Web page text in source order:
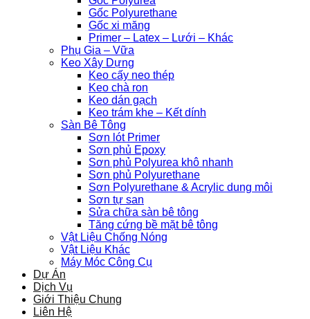
Gốc Polyurethane
Gốc xi măng
Primer – Latex – Lưới – Khác
Phụ Gia – Vữa
Keo Xây Dựng
Keo cấy neo thép
Keo chà ron
Keo dán gạch
Keo trám khe – Kết dính
Sàn Bê Tông
Sơn lót Primer
Sơn phủ Epoxy
Sơn phủ Polyurea khô nhanh
Sơn phủ Polyurethane
Sơn Polyurethane & Acrylic dung môi
Sơn tự san
Sửa chữa sàn bê tông
Tăng cứng bề mặt bê tông
Vật Liệu Chống Nóng
Vật Liệu Khác
Máy Móc Công Cụ
Dự Án
Dịch Vụ
Giới Thiệu Chung
Liên Hệ